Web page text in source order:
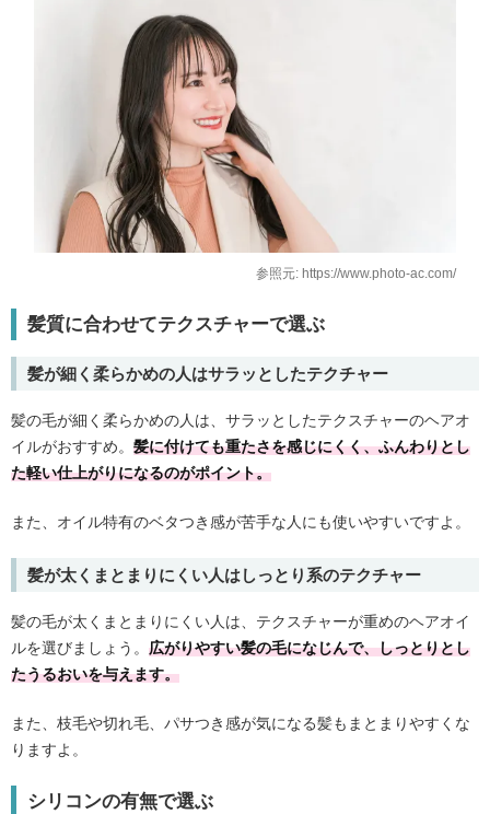
参照元: https://www.photo-ac.com/
髪質に合わせてテクスチャーで選ぶ
髪が細く柔らかめの人はサラッとしたテクチャー
髪の毛が細く柔らかめの人は、サラッとしたテクスチャーのヘアオ
イルがおすすめ。 髪に付けても重たさを感じにくく、ふんわりとし
た軽い仕上がりになるのがポイント。
また、オイル特有のベタつき感が苦手な人にも使いやすいですよ。
髪が太くまとまりにくい人はしっとり系のテクチャー
髪の毛が太くまとまりにくい人は、テクスチャーが重めのヘアオイ
ルを選びましょう。 広がりやすい髪の毛になじんで、しっとりとし
たうるおいを与えます。
また、枝毛や切れ毛、パサつき感が気になる髪もまとまりやすくな
りますよ。
シリコンの有無で選ぶ